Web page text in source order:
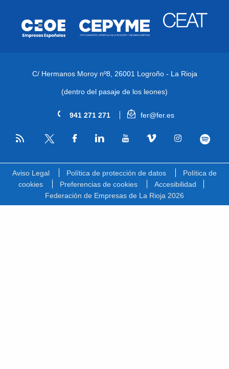
C/ Hermanos Moroy nº8, 26001 Logroño - La Rioja
(dentro del pasaje de los leones)
941 271 271 fer@fer.es
RSS
Aviso Legal Política de protección de datos
Política de
cookies
Preferencias de cookies
Accesibilidad
Federación de Empresas de La Rioja 2026